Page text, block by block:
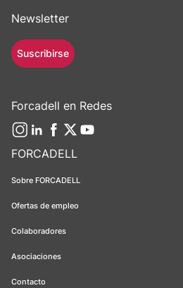
FORCADELL
Sobre FORCADELL
Ofertas de empleo
Colaboradores
Asociaciones
Contacto
Newsletter
Suscribirse
Forcadell en Redes